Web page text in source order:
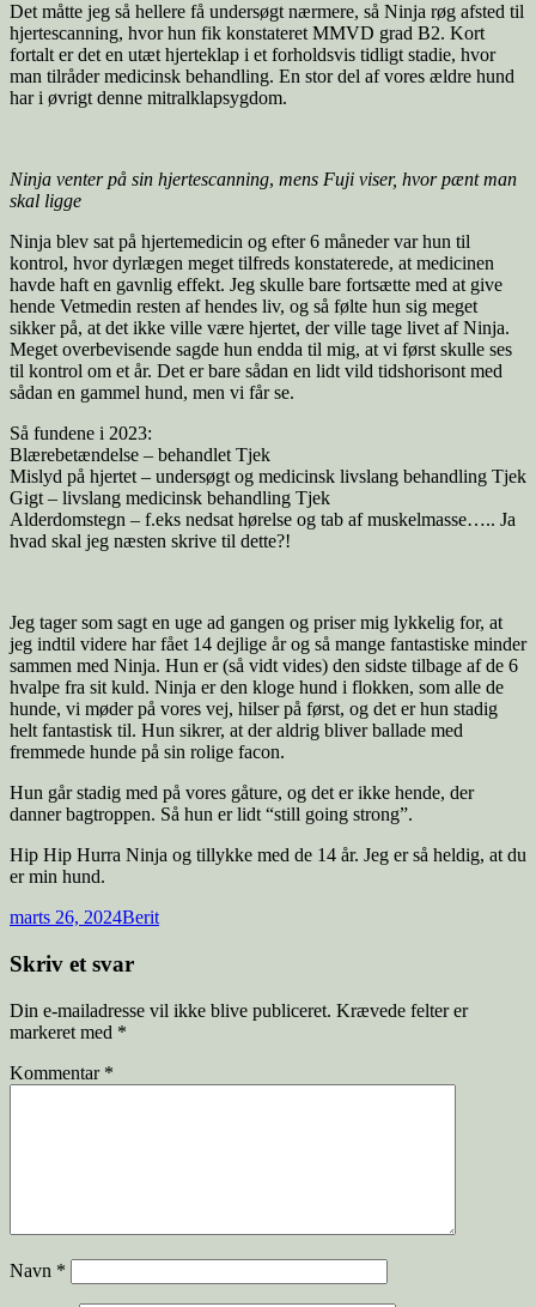
Det måtte jeg så hellere få undersøgt nærmere, så Ninja røg afsted til
hjertescanning, hvor hun fik konstateret MMVD grad B2. Kort
fortalt er det en utæt hjerteklap i et forholdsvis tidligt stadie, hvor
man tilråder medicinsk behandling. En stor del af vores ældre hund
har i øvrigt denne mitralklapsygdom.
Ninja venter på sin hjertescanning, mens Fuji viser, hvor pænt man
skal ligge
Ninja blev sat på hjertemedicin og efter 6 måneder var hun til
kontrol, hvor dyrlægen meget tilfreds konstaterede, at medicinen
havde haft en gavnlig effekt. Jeg skulle bare fortsætte med at give
hende Vetmedin resten af hendes liv, og så følte hun sig meget
sikker på, at det ikke ville være hjertet, der ville tage livet af Ninja.
Meget overbevisende sagde hun endda til mig, at vi først skulle ses
til kontrol om et år. Det er bare sådan en lidt vild tidshorisont med
sådan en gammel hund, men vi får se.
Så fundene i 2023:
Blærebetændelse – behandlet Tjek
Mislyd på hjertet – undersøgt og medicinsk livslang behandling Tjek
Gigt – livslang medicinsk behandling Tjek
Alderdomstegn – f.eks nedsat hørelse og tab af muskelmasse….. Ja
hvad skal jeg næsten skrive til dette?!
Jeg tager som sagt en uge ad gangen og priser mig lykkelig for, at
jeg indtil videre har fået 14 dejlige år og så mange fantastiske minder
sammen med Ninja. Hun er (så vidt vides) den sidste tilbage af de 6
hvalpe fra sit kuld. Ninja er den kloge hund i flokken, som alle de
hunde, vi møder på vores vej, hilser på først, og det er hun stadig
helt fantastisk til. Hun sikrer, at der aldrig bliver ballade med
fremmede hunde på sin rolige facon.
Hun går stadig med på vores gåture, og det er ikke hende, der
danner bagtroppen. Så hun er lidt “still going strong”.
Hip Hip Hurra Ninja og tillykke med de 14 år. Jeg er så heldig, at du
er min hund.
Udgivet
marts 26, 2024Forfatter
Berit
Skriv et svar
Din e-mailadresse vil ikke blive publiceret. Krævede felter er
markeret med *
Kommentar *
Navn *